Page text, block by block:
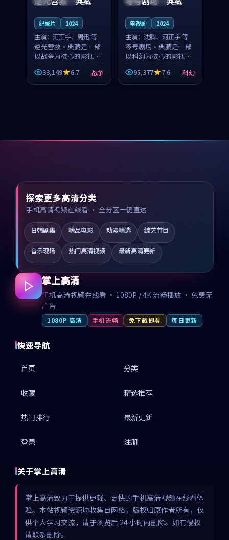
纪录片 2024
主演： 河正宇、周迅 等
逆光营救·典藏是一部
以战争为核心的影视作
品，围绕危机、反转与
人物成长展开，整体节
奏紧凑，值得推荐观
33,149 6.7 战争
电视剧 2024
主演： 沈腾、河正宇 等
零号剧场·典藏是一部
以科幻为核心的影视作
品，围绕危机、反转与
人物成长展开，整体节
奏紧凑，值得推荐观
95,377 7.6 科幻
探索更多高清分类
手机高清视频在线看 · 全分区一键直达
日韩剧集 精品电影 动漫精选 综艺节目
音乐现场 热门高清视频 最新高清更新
掌上高清
手机高清视频在线看 · 1080P / 4K 流畅播放 · 免费无
广告
1080P 高清 手机流畅 免下载即看 每日更新
快速导航
首页 分类
收藏 精选推荐
热门排行 最新更新
登录 注册
关于掌上高清
掌上高清致力于提供更轻、更快的手机高清视频在线看体
验。本站视频资源均收集自网络，版权归原作者所有，仅
供个人学习交流，请于浏览后 24 小时内删除。如有侵权
请联系删除。